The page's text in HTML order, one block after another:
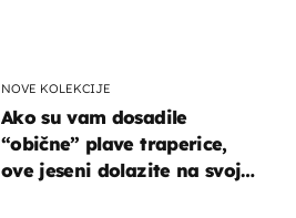
NOVE KOLEKCIJE
Ako su vam dosadile
“obične” plave traperice,
ove jeseni dolazite na svoje